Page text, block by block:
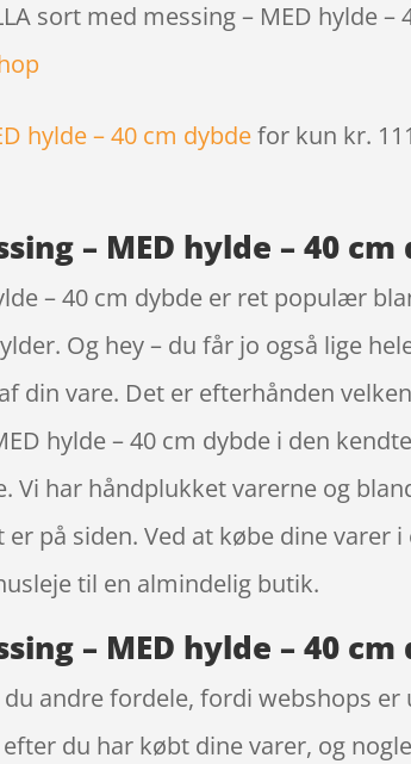
sort med messing – MED hylde –
hylde – 40 cm dybdefor kun kr.
– MED hylde – 40 cm
– 40 cm dybde er ret populær
Og hey – du får jo også lige
din vare. Det er efterhånden
hylde – 40 cm dybde i den
Vi har håndplukket varerne og
på siden. Ved at købe dine varer
til en almindelig butik.
– MED hylde – 40
andre fordele, fordi webshops er
du har købt dine varer, og